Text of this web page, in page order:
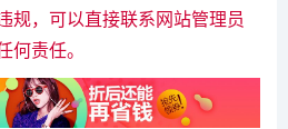
规，可以直接联系网站管理员
何责任。